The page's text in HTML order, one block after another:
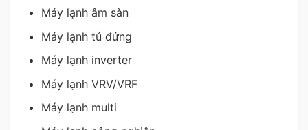
Máy lạnh âm sàn
Máy lạnh tủ đứng
Máy lạnh inverter
Máy lạnh VRV/VRF
Máy lạnh multi